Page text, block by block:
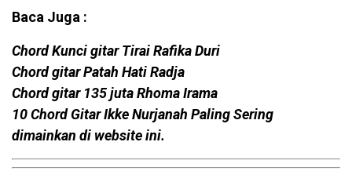
Baca Juga :
Chord Kunci gitar Tirai Rafika Duri
Chord gitar Patah Hati Radja
Chord gitar 135 juta Rhoma Irama
10 Chord Gitar Ikke Nurjanah Paling Sering
dimainkan di website ini.